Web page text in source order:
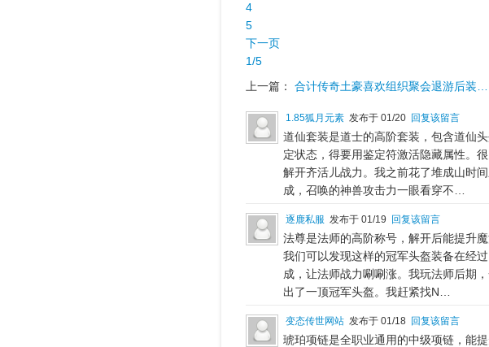
4
5
下一页
1/5
上一篇： 合计传奇土豪喜欢组织聚会退游后装…
1.85狐月元素 发布于 01/20 回复该留言
道仙套装是道士的高阶套装，包含道仙
定状态，得要用鉴定符激活隐藏属性。
解开齐活儿战力。我之前花了堆成山时
成，召唤的神兽攻击力一眼看穿不…
逐鹿私服 发布于 01/19 回复该留言
法尊是法师的高阶称号，解开后能提升
我们可以发现这样的冠军头盔装备在经
成，让法师战力唰唰涨。我玩法师后期
出了一顶冠军头盔。我赶紧找N…
变态传世网站 发布于 01/18 回复该留言
琥珀项链是全职业通用的中级项链，能